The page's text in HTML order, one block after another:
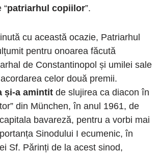
“patriarhul copiilor”.
cu această ocazie, Patriarhul
pentru onoarea făcută
de Constantinopol și umilei sale
celor două premii.
și-a amintit de slujirea ca diacon în
din München, în anul 1961, de
bavareză, pentru a vorbi mai
Sinodului I ecumenic, în
Sf. Părinți de la acest sinod,